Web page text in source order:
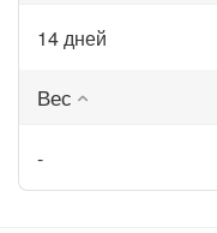
14 дней
Вес
-